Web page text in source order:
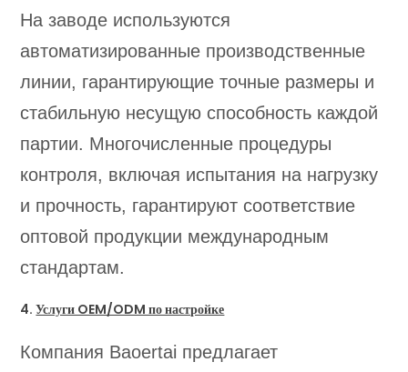
На заводе используются
автоматизированные производственные
линии, гарантирующие точные размеры и
стабильную несущую способность каждой
партии. Многочисленные процедуры
контроля, включая испытания на нагрузку
и прочность, гарантируют соответствие
оптовой продукции международным
стандартам.
4.Услуги OEM/ODM по настройке
Компания Baoertai предлагает